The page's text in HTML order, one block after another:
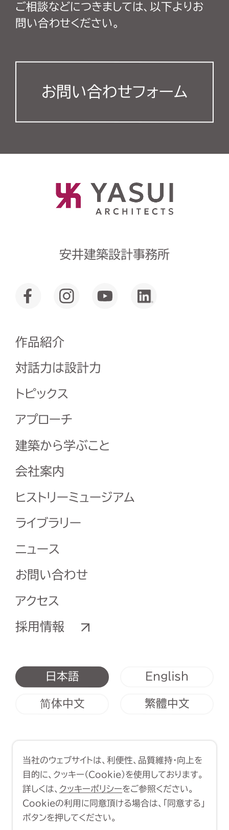
ご相談などにつきましては、以下よりお
問い合わせください。
お問い合わせフォーム
安井建築設計事務所
作品紹介
対話力は設計力
トピックス
アプローチ
建築から学ぶこと
会社案内
ヒストリーミュージアム
ライブラリー
ニュース
お問い合わせ
アクセス
採用情報
日本語 English
简体中文 繁體中文
Copyright (C) 1998-2026 Yasui
Architects & Engineers, Inc.
当社のウェブサイトは、利便性、品質維持・向上を
目的に、クッキー（Cookie）を使用しております。
詳しくは、 クッキーポリシーをご参照ください。
Cookieの利用に同意頂ける場合は、「同意する」
ボタンを押してください。